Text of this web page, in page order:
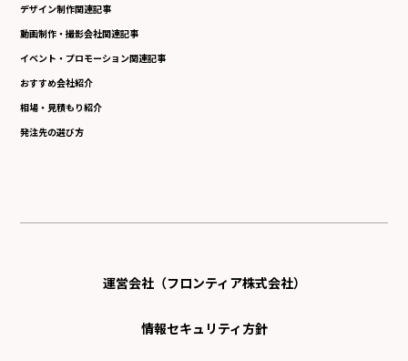
デザイン制作関連記事
動画制作・撮影会社関連記事
イベント・プロモーション関連記事
おすすめ会社紹介
相場・見積もり紹介
発注先の選び方
運営会社（フロンティア株式会社）
情報セキュリティ方針